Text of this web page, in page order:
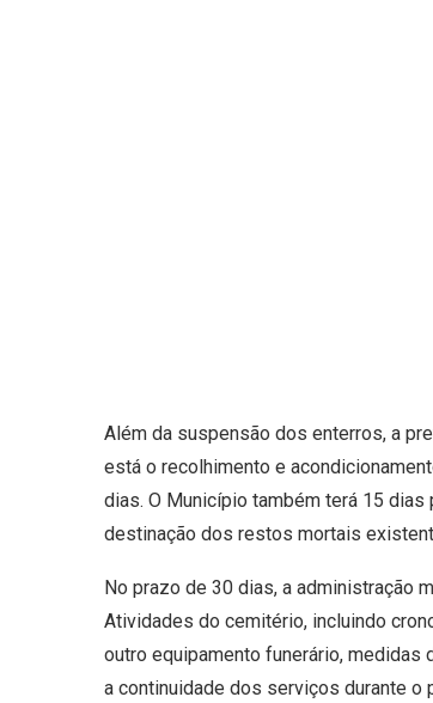
Além da suspensão dos enterros, a
está o recolhimento e
dias. O Município também terá 15
destinação dos restos mortais
No prazo de 30 dias, a administração
Atividades do cemitério, incluindo
outro equipamento funerário, medidas
a continuidade dos serviços durante o